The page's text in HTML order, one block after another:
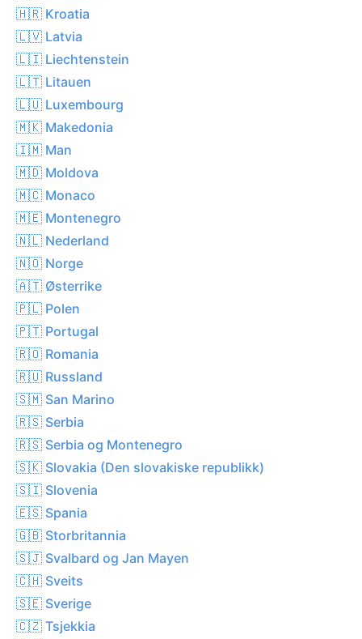
🇭🇷 Kroatia
🇱🇻 Latvia
🇱🇮 Liechtenstein
🇱🇹 Litauen
🇱🇺 Luxembourg
🇲🇰 Makedonia
🇮🇲 Man
🇲🇩 Moldova
🇲🇨 Monaco
🇲🇪 Montenegro
🇳🇱 Nederland
🇳🇴 Norge
🇦🇹 Østerrike
🇵🇱 Polen
🇵🇹 Portugal
🇷🇴 Romania
🇷🇺 Russland
🇸🇲 San Marino
🇷🇸 Serbia
🇷🇸 Serbia og Montenegro
🇸🇰 Slovakia (Den slovakiske republikk)
🇸🇮 Slovenia
🇪🇸 Spania
🇬🇧 Storbritannia
🇸🇯 Svalbard og Jan Mayen
🇨🇭 Sveits
🇸🇪 Sverige
🇨🇿 Tsjekkia